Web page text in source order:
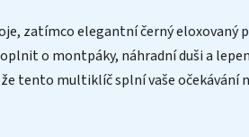
zatímco elegantní černý eloxovaný
o montpáky, náhradní duši a
tento multiklíč splní vaše očekávání